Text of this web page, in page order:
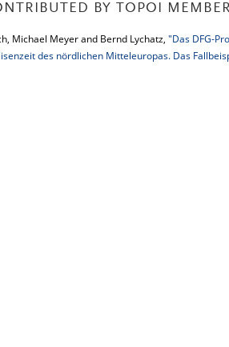
BY TOPOI
Michael Meyer and Bernd Lychatz, "Das DFG-
des nördlichen Mitteleuropas. Das